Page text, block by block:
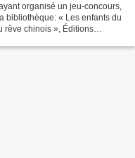
organisé un jeu-concours,
bibliothèque: « Les enfants du
rêve chinois », Éditions